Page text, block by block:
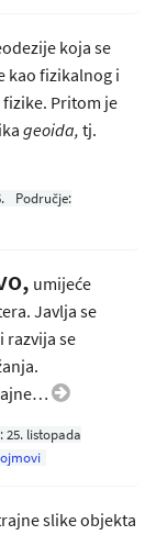
koja se
kao fizikalnog i
Pritom je
geoida, tj.
.
Područje:
umijeće
Javlja se
razvija se
25. listopada
slike objekta